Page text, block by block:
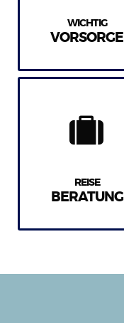
WICHTIG
VORSORGE
REISE
BERATUNG